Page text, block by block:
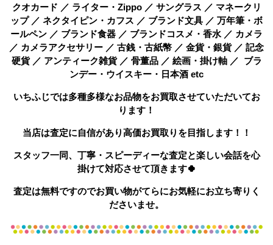
クオカード ／ ライター・Zippo ／ サングラス ／ マネークリ
ップ ／ ネクタイピン・カフス ／ ブランド文具 ／ 万年筆・ボ
ールペン ／ ブランド食器 ／ ブランドコスメ・香水 ／ カメラ
／ カメラアクセサリー ／ 古銭・古紙幣 ／ 金貨・銀貨 ／ 記念
硬貨 ／ アンティーク雑貨 ／ 骨董品 ／ 絵画・掛け軸 ／ ブラ
ンデー・ウイスキー・日本酒 etc
いちふじでは多種多様なお品物をお買取させていただいてお
ります！
当店は査定に自信があり高価お買取りを目指します！！
スタッフ一同、丁寧・スピーディーな査定と楽しい会話を心
掛けて対応させて頂きます🍀
査定は無料ですのでお買い物がてらにお気軽にお立ち寄りく
ださいませ。